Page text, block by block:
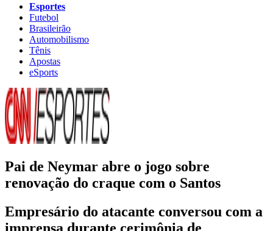
Esportes
Futebol
Brasileirão
Automobilismo
Tênis
Apostas
eSports
Pai de Neymar abre o jogo sobre
renovação do craque com o Santos
Empresário do atacante conversou com a
imprensa durante cerimônia de